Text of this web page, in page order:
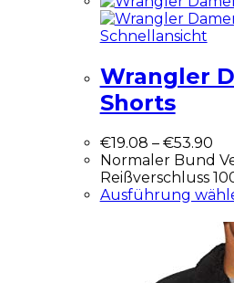
Schnellansicht
Wrangler
Shorts
€19.08 – €53.90
Normaler Bund
Reißverschluss
Ausführung